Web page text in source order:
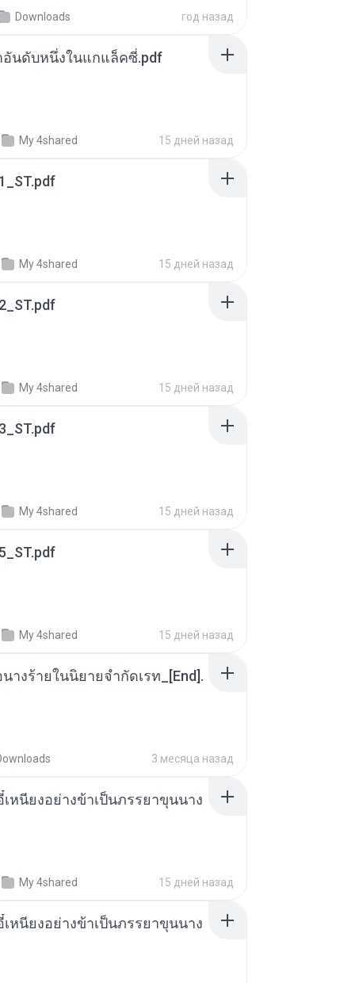
Downloads год назад
อันดับหนึ่งในแกแล็คซี่.pdf
My 4shared 15 дней назад
My 4shared 15 дней назад
My 4shared 15 дней назад
My 4shared 15 дней назад
My 4shared 15 дней назад
างร้ายในนิยายจำกัดเรท_[End].
3 месяца назад
หนียงอย่างข้าเป็นภรรยาขุนนาง
My 4shared 15 дней назад
หนียงอย่างข้าเป็นภรรยาขุนนาง